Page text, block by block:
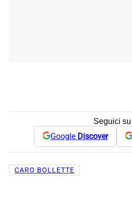
Seguici su
Google Discover
CARO BOLLETTE